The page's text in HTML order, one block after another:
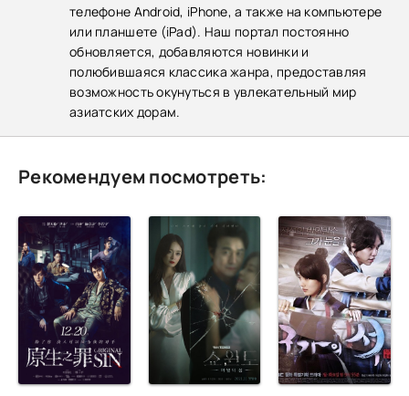
телефоне Android, iPhone, а также на компьютере
или планшете (iPad). Наш портал постоянно
обновляется, добавляются новинки и
полюбившаяся классика жанра, предоставляя
возможность окунуться в увлекательный мир
азиатских дорам.
Рекомендуем посмотреть: